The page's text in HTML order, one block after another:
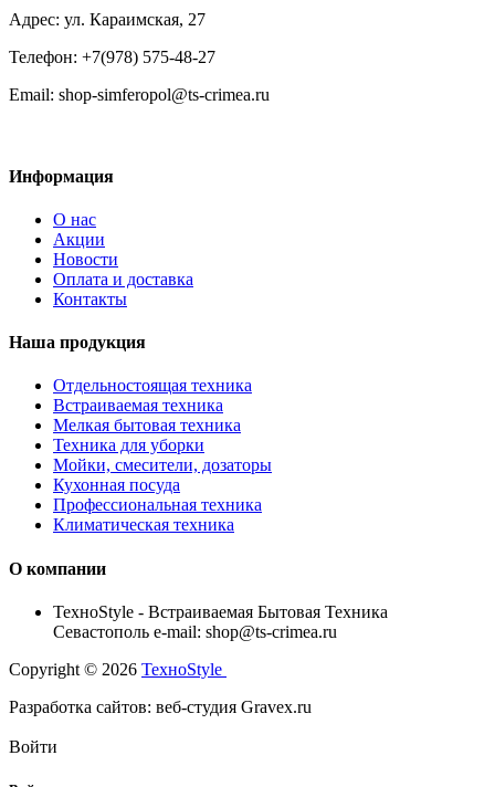
Адрес: ул. Караимская, 27
Телефон: +7(978) 575-48-27
Email: shop-simferopol@ts-crimea.ru
Информация
О нас
Акции
Новости
Оплата и доставка
Контакты
Наша продукция
Отдельностоящая техника
Встраиваемая техника
Мелкая бытовая техника
Техника для уборки
Мойки, смесители, дозаторы
Кухонная посуда
Профессиональная техника
Климатическая техника
О компании
TexноStyle - Встраиваемая Бытовая Техника
Севастополь e-mail: shop@ts-crimea.ru
Copyright © 2026 TexноStyle
Разработка сайтов: веб-студия Gravex.ru
Войти